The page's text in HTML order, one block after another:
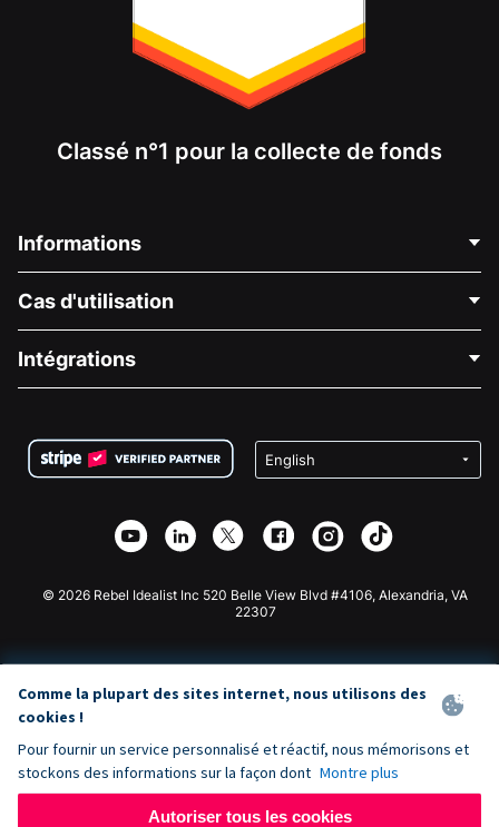
Classé n°1 pour la collecte de fonds
Informations
À propos de nous
Carrières
Confidentialité
Partenariat d'affiliation
Bibliothèque
Cas d'utilisation
Collecte de fonds médicale
Collecte de fonds caritative
Intégrations
Plugin de don Wix
Application de don Webflow
Don Joomla
© 2026 Rebel Idealist Inc 520 Belle View Blvd #4106, Alexandria, VA
22307
Comme la plupart des sites internet, nous utilisons des
cookies !
Pour fournir un service personnalisé et réactif, nous mémorisons et
stockons des informations sur la façon dont Montre plus
Autoriser tous les cookies